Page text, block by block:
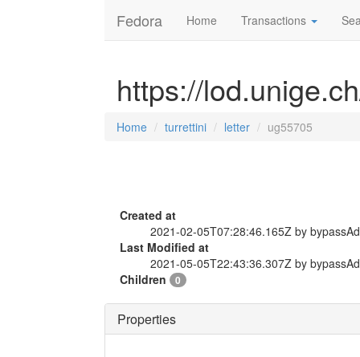
Fedora Home Transactions
https://
Home turrettini letter ug55705
Created at
2021-02-05T07:28:46.165Z by
Last Modified at
2021-05-05T22:43:36.307Z by
Children
0
Properties